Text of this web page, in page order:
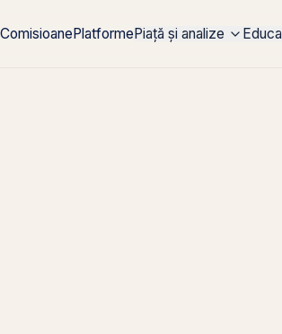
ComisioanePlatformePiață și analize